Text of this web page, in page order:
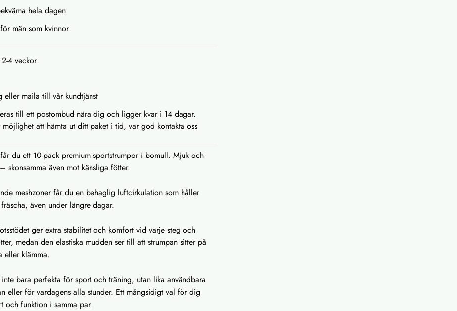
hela dagen
män som kvinnor
4 veckor
maila till vår kundtjänst
till ett postombud nära dig och ligger kvar i 14 dagar.
att hämta ut ditt paket i tid, var god kontakta oss
du ett 10-pack premium sportstrumpor i bomull. Mjuk och
skonsamma även mot känsliga fötter.
meshzoner får du en behaglig luftcirkulation som håller
även under längre dagar.
ger extra stabilitet och komfort vid varje steg och
medan den elastiska mudden ser till att strumpan sitter på
eller klämma.
inte bara perfekta för sport och träning, utan lika användbara
eller för vardagens alla stunder. Ett mångsidigt val för dig
och funktion i samma par.